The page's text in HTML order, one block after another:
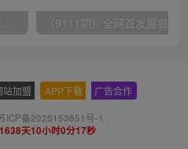
站加盟 APP下载 广告合作
ICP备2025153851号-1 ·
1638天10小时0分17秒